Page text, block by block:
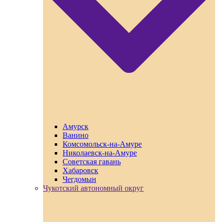
Амурск
Ванино
Комсомольск-на-Амуре
Николаевск-на-Амуре
Советская гавань
Хабаровск
Чегдомын
Чукотский автономный округ